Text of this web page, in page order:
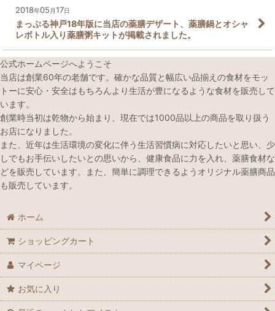
2018年05 月17日
まっぷる神戸18年版に当店の薬膳デザート、薬膳鍋とオシャ
レボトル入り薬膳粥キットが掲載されました。
公式ホームページへようこそ
当店は創業60年の老舗です。確かな品質と幅広い品揃えの食材をモッ
トーに安心・安全はもちろんより生活が豊になるような食材を販売して
います。
創業時当初は乾物から始まり、現在では1000品以上の商品を取り扱う
お店になりました。
また、近年は生活環境の変化に伴う生活習慣病に対応したいと思い、少
しでもお手伝いしたいとの思いから、健康食品に力を入れ、薬膳食材な
どを販売しています。また、簡単に調理できるようオリジナル薬膳商品
も販売しています。
ホーム
ショッピングカート
マイページ
お気に入り